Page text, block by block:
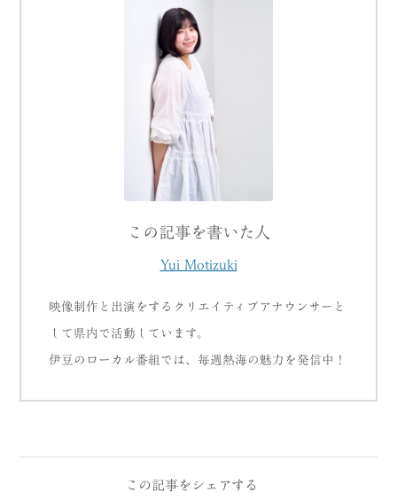
この記事を書いた人
Yui Motizuki
映像制作と出演をするクリエイティブアナウンサーと
して県内で活動しています。
伊豆のローカル番組では、毎週熱海の魅力を発信中！